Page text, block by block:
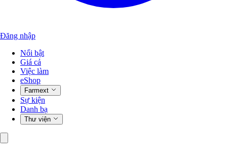
Đăng nhập
Nổi bật
Giá cả
Việc làm
eShop
Farmext
Sự kiện
Danh bạ
Thư viện